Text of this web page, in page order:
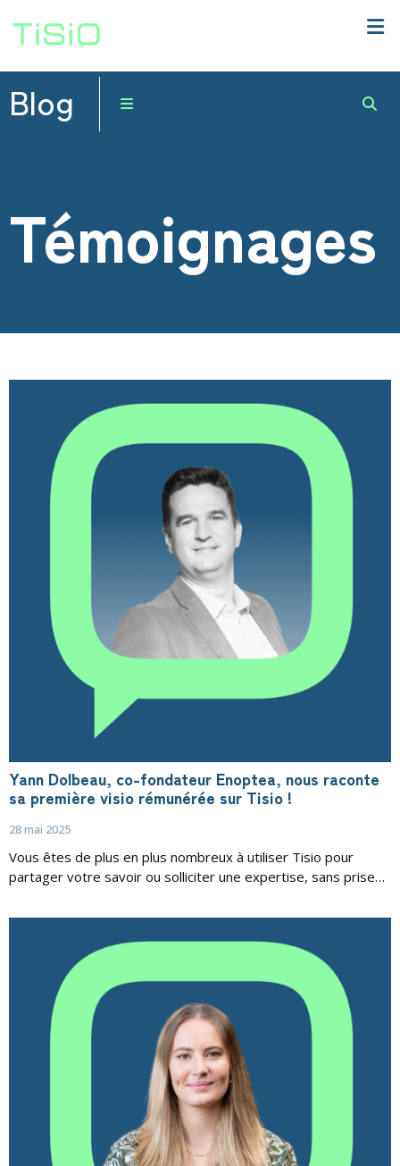
Blog
Témoignages
Yann Dolbeau, co-fondateur Enoptea, nous raconte
sa première visio rémunérée sur Tisio !
28 mai 2025
Vous êtes de plus en plus nombreux à utiliser Tisio pour
partager votre savoir ou solliciter une expertise, sans prise…